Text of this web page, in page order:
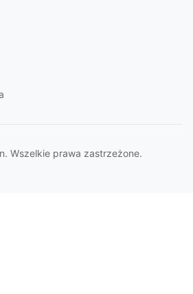
Wszelkie prawa zastrzeżone.